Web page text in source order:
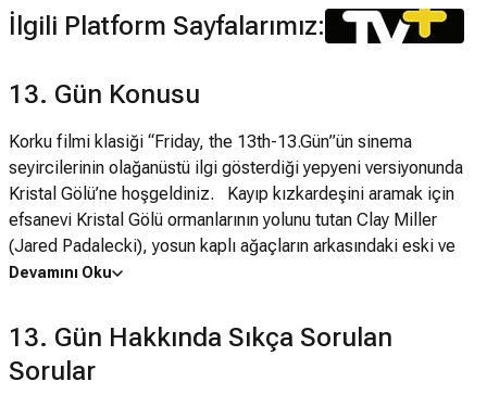
İlgili Platform Sayfalarımız:
13. Gün Konusu
Korku filmi klasiği “Friday, the 13th-13.Gün”ün sinema
seyircilerinin olağanüstü ilgi gösterdiği yepyeni versiyonunda
Kristal Gölü’ne hoşgeldiniz. Kayıp kızkardeşini aramak için
efsanevi Kristal Gölü ormanlarının yolunu tutan Clay Miller
(Jared Padalecki), yosun kaplı ağaçların arkasındaki eski ve
çürümüş kulübe kalıntıları arasında araştırmaya girişir. Polisin
Whitney’i (Amanda Righetti) aramayı sürdüren Clay, o bölgeye
heyecanlı bir hafta sonu tatili için gelen üniversiteli gençler
arasındaki Jenna adlı bir genç kızın (Danielle Panabaker)
Devamını Oku
13. Gün Hakkında Sıkça Sorulan
Sorular